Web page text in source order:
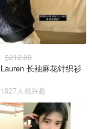
$212.00
Polo Ralph Lauren 长袖麻花针织衫
1827人感兴趣